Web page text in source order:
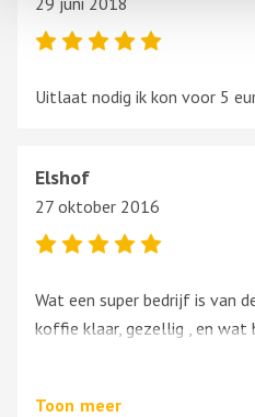
Uitlaat nodig ik kon voor 5
Elshof
27 oktober 2016
Wat een super bedrijf is van
koffie klaar, gezellig , en wat
Toon meer